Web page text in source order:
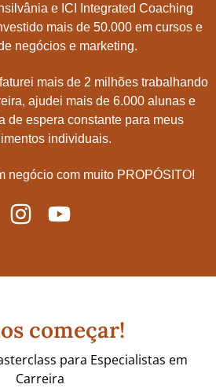
e ICI Integrated Coaching
mais de 50.000 em cursos e
negócios e marketing.
mais de 2 milhões trabalhando
ajudei mais de 6.000 alunas e
de espera constante para meus
individuais.
negócio com muito PROPÓSITO!
começar!
para Especialistas em
Carreira